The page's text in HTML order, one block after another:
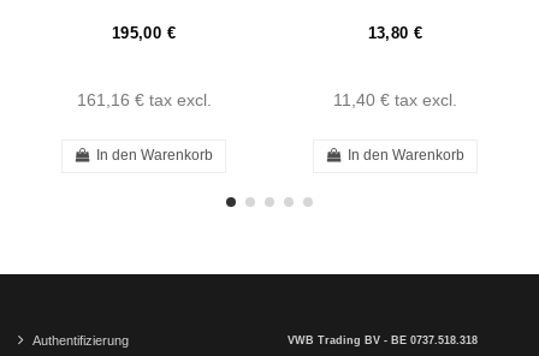
195,00 €
161,16 € tax excl.
In den Warenkorb
1208830193
13,80 €
11,40 € tax excl.
In den Warenkorb
Authentifizierung
VWB Trading BV - BE 0737.518.318